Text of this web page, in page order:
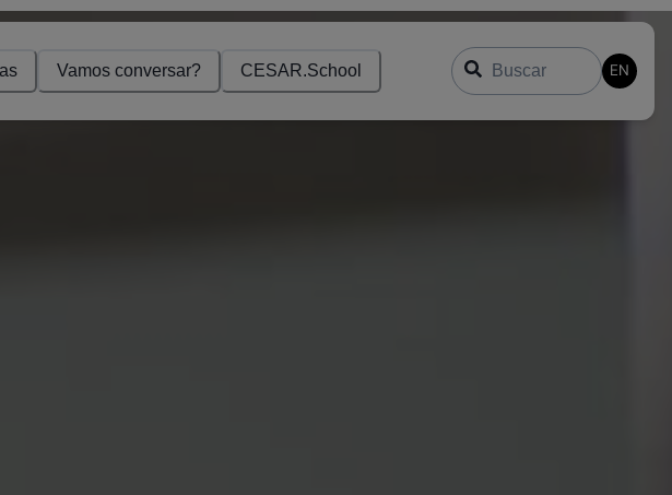
Vamos conversar? CESAR.School
Buscar
EN